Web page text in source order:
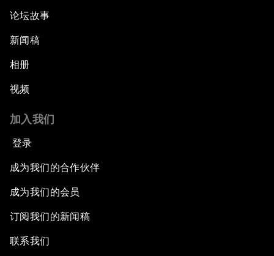
论坛故事
新闻稿
相册
视频
加入我们
登录
成为我们的合作伙伴
成为我们的会员
订阅我们的新闻稿
联系我们